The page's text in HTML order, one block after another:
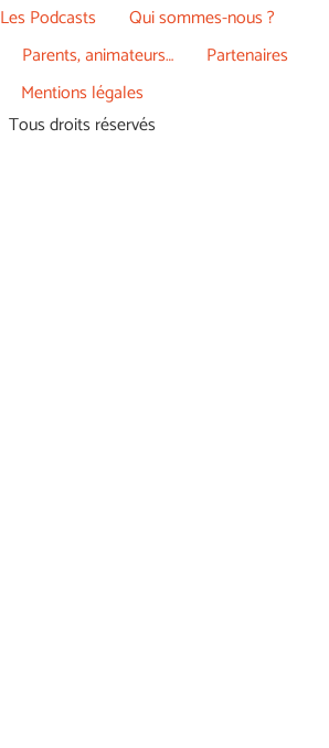
Les Podcasts
Qui sommes-nous ?
Parents, animateurs…
Partenaires
Mentions légales
Tous droits réservés